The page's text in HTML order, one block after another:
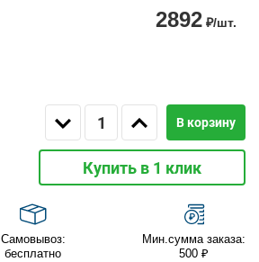
2892 ₽/шт.
В корзину
Купить в 1 клик
Самовывоз:
бесплатно
Мин.сумма заказа:
500 ₽